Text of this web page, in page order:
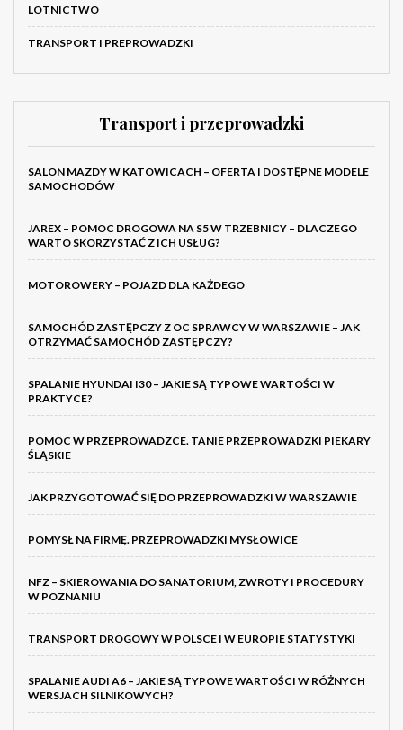
LOTNICTWO
TRANSPORT I PREPROWADZKI
Transport i przeprowadzki
SALON MAZDY W KATOWICACH – OFERTA I DOSTĘPNE MODELE
SAMOCHODÓW
JAREX – POMOC DROGOWA NA S5 W TRZEBNICY – DLACZEGO
WARTO SKORZYSTAĆ Z ICH USŁUG?
MOTOROWERY – POJAZD DLA KAŻDEGO
SAMOCHÓD ZASTĘPCZY Z OC SPRAWCY W WARSZAWIE – JAK
OTRZYMAĆ SAMOCHÓD ZASTĘPCZY?
SPALANIE HYUNDAI I30 – JAKIE SĄ TYPOWE WARTOŚCI W
PRAKTYCE?
POMOC W PRZEPROWADZCE. TANIE PRZEPROWADZKI PIEKARY
ŚLĄSKIE
JAK PRZYGOTOWAĆ SIĘ DO PRZEPROWADZKI W WARSZAWIE
POMYSŁ NA FIRMĘ. PRZEPROWADZKI MYSŁOWICE
NFZ – SKIEROWANIA DO SANATORIUM, ZWROTY I PROCEDURY
W POZNANIU
TRANSPORT DROGOWY W POLSCE I W EUROPIE STATYSTYKI
SPALANIE AUDI A6 – JAKIE SĄ TYPOWE WARTOŚCI W RÓŻNYCH
WERSJACH SILNIKOWYCH?